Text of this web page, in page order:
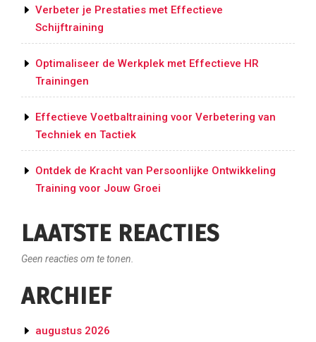
Verbeter je Prestaties met Effectieve
Schijftraining
Optimaliseer de Werkplek met Effectieve HR
Trainingen
Effectieve Voetbaltraining voor Verbetering van
Techniek en Tactiek
Ontdek de Kracht van Persoonlijke Ontwikkeling
Training voor Jouw Groei
LAATSTE REACTIES
Geen reacties om te tonen.
ARCHIEF
augustus 2026